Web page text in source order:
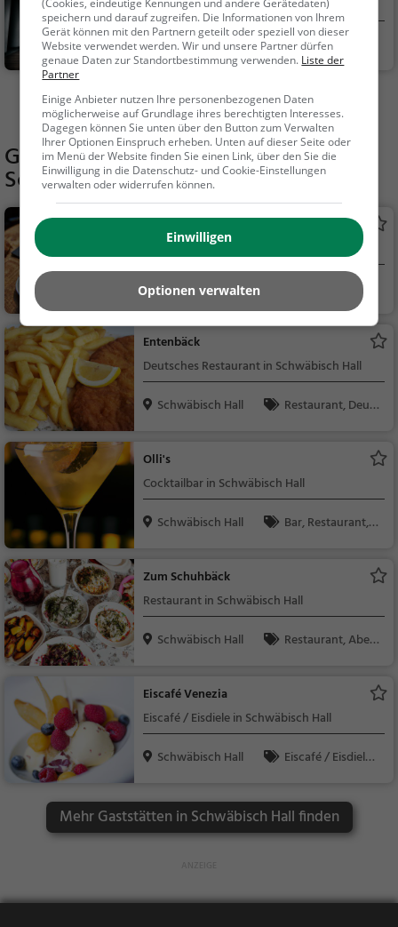
Museum in Schwäbisch Hall
Schwäbisch Hall
Familie & Kinder
Mehr Aktivitäten in Schwäbisch Hall finden
Gaststätten in der Nähe vonMinigolf
Schwäbisch Hall
Café in Schwäbisch Hall
Schwäbisch Hall
Café, Bar, Biergart
en, Kaffee / Kuchen, F
rühstück, Gebäck / T
eigwaren, Bier, Wein,
Snacks / Getränke, D
Regionalküche, Brun
Entenbäck
Deutsches Restaurant in Schwäbisch Hall
Schwäbisch Hall
Restaurant, Deuts
Olli's
Cocktailbar in Schwäbisch Hall
Schwäbisch Hall
Bar, Restaurant, C
ränke, Bier, Wein, Abe
ndessen, Mittagessen
Zum Schuhbäck
Restaurant in Schwäbisch Hall
Schwäbisch Hall
Restaurant, Aben
Eiscafé Venezia
Eiscafé / Eisdiele in Schwäbisch Hall
Schwäbisch Hall
Eiscafé / Eisdiele,
Mehr Gaststätten in Schwäbisch Hall finden
speichern und darauf zugreifen. Die Informationen von Ihrem
Gerät können mit den Partnern geteilt oder speziell von dieser
Website verwendet werden. Wir und unsere Partner dürfen
genaue Daten zur Standortbestimmung verwenden. Liste der
Partner
Einige Anbieter nutzen Ihre personenbezogenen Daten
möglicherweise auf Grundlage ihres berechtigten Interesses.
Dagegen können Sie unten über den Button zum Verwalten
Ihrer Optionen Einspruch erheben. Unten auf dieser Seite oder
im Menü der Website finden Sie einen Link, über den Sie die
Einwilligung in die Datenschutz- und Cookie-Einstellungen
verwalten oder widerrufen können.
Einwilligen
Optionen verwalten